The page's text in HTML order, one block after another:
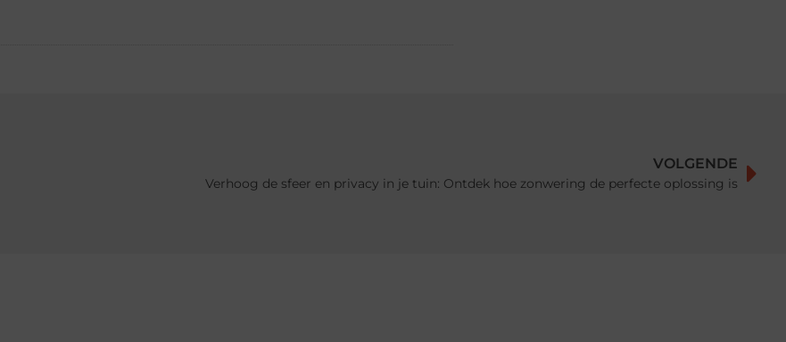
VOLGENDE
Verhoog de sfeer en privacy in je tuin: Ontdek hoe zonwering de perfecte oplossing is